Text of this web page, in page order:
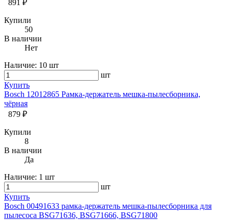
891 ₽
Купили
50
В наличии
Нет
Наличие: 10 шт
шт
Купить
Bosch 12012865 Рамка-держатель мешка-пылесборника,
чёрная
879 ₽
Купили
8
В наличии
Да
Наличие: 1 шт
шт
Купить
Bosch 00491633 рамка-держатель мешка-пылесборника для
пылесоса BSG71636, BSG71666, BSG71800